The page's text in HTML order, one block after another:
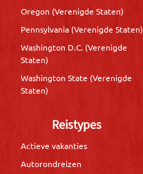
Oregon (Verenigde Staten)
Pennsylvania (Verenigde Staten)
Washington D.C. (Verenigde
Staten)
Washington State (Verenigde
Staten)
Reistypes
Actieve vakanties
Autorondreizen